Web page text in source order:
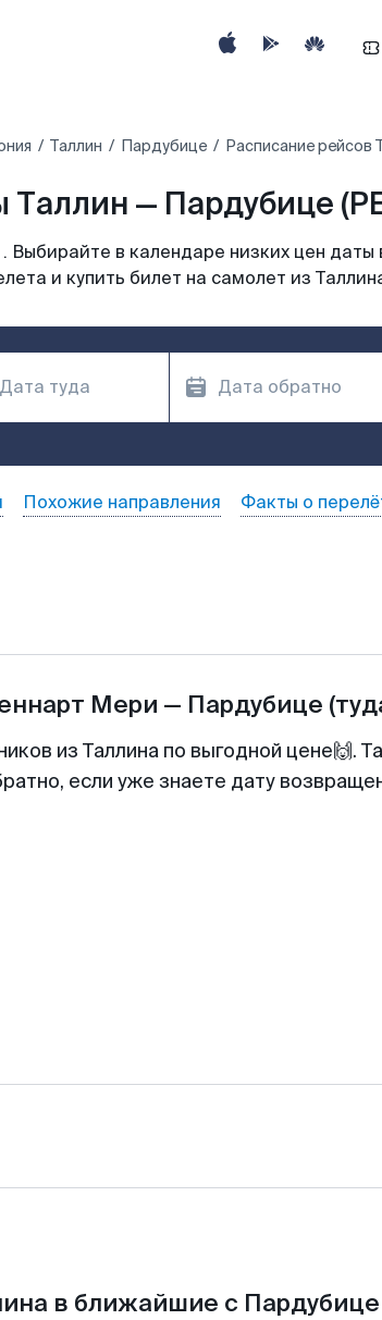
Таллин Пардубице Расписание рейсов
— Пардубице
в календаре низких цен даты
и купить билет на самолет из
Похожие направления Факты о
Мери — Пардубице
из Таллина по выгодной цене🙌.
если уже знаете дату
в ближайшие с Пардубице